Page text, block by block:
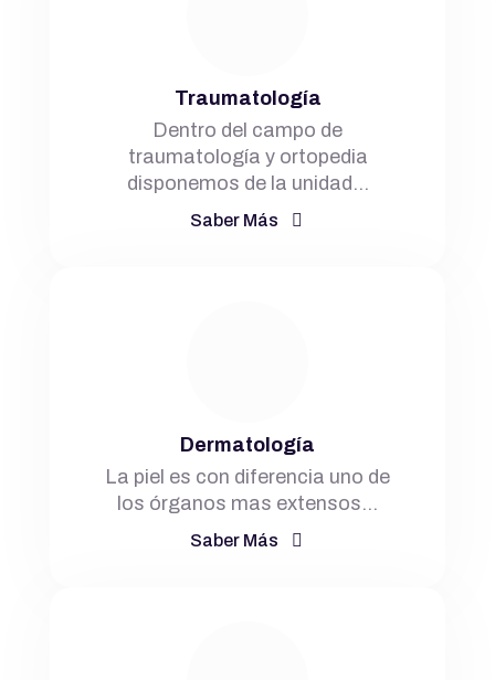
Traumatología
Dentro del campo de
traumatología y ortopedia
disponemos de la unidad…
Saber Más
Dermatología
La piel es con diferencia uno de
los órganos mas extensos…
Saber Más